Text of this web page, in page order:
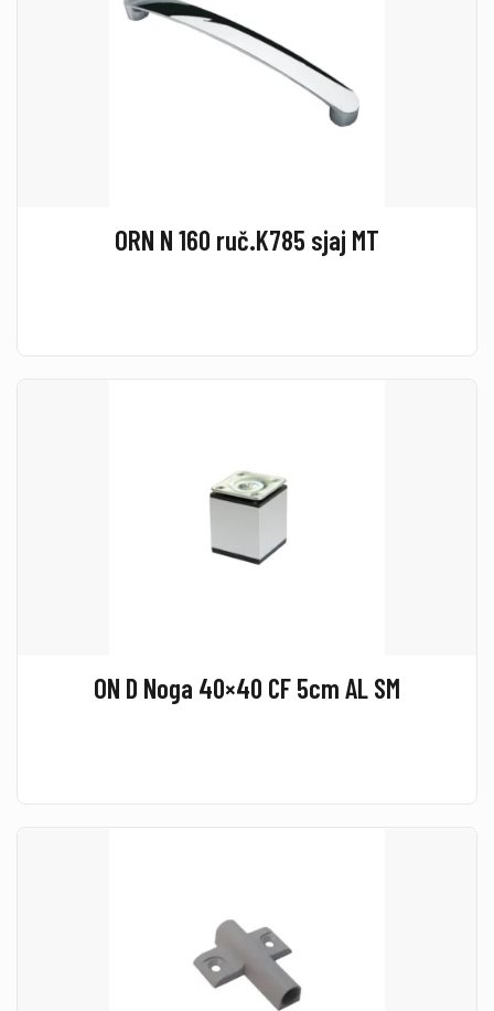
ORN N 160 ruč.K785 sjaj MT
ON D Noga 40×40 CF 5cm AL SM